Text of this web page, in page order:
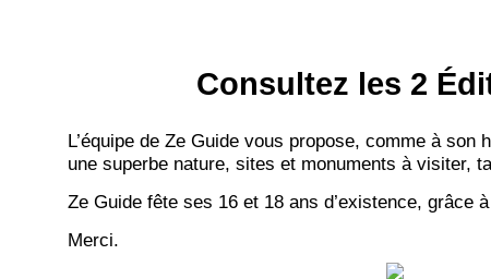
Consultez les 2
L’équipe de Ze Guide vous propose, comme à
une superbe nature, sites et monuments à visiter,
Ze Guide fête ses 16 et 18 ans d’existence, grâce
Merci.